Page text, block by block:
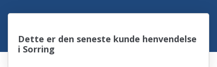
Dette er den seneste kunde henvendelse
i Sorring